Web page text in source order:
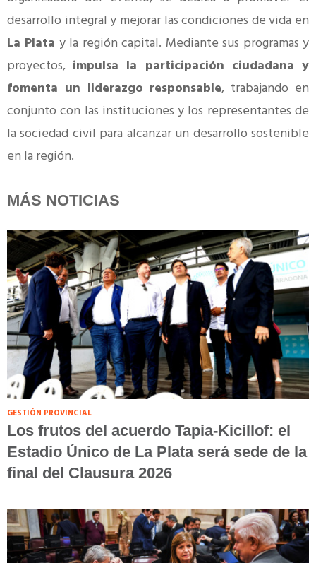
desarrollo integral y mejorar las condiciones de vida en
La Plata y la región capital. Mediante sus programas y
proyectos, impulsa la participación ciudadana y
fomenta un liderazgo responsable, trabajando en
conjunto con las instituciones y los representantes de
la sociedad civil para alcanzar un desarrollo sostenible
en la región.
MÁS NOTICIAS
GESTIÓN PROVINCIAL
Los frutos del acuerdo Tapia-Kicillof: el
Estadio Único de La Plata será sede de la
final del Clausura 2026